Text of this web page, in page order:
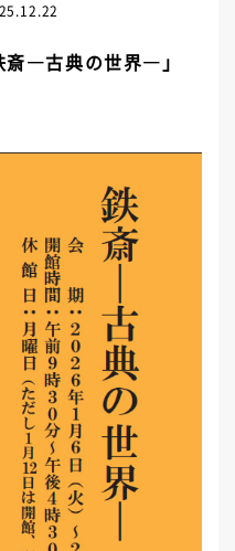
斎―古典の世界―」